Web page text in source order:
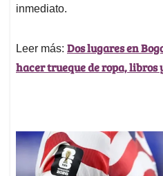
inmediato.
Leer más: Dos lugares en
hacer trueque de ropa, libros